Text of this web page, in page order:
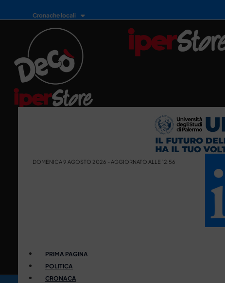
Cronache locali
DOMENICA 9 AGOSTO 2026 - AGGIORNATO ALLE 12:56
PRIMA PAGINA
POLITICA
CRONACA